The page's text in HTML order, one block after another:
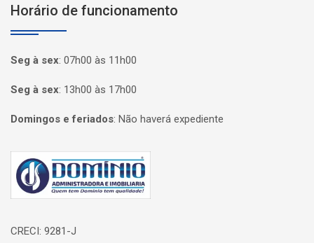
Horário de funcionamento
Seg à sex: 07h00 às 11h00
Seg à sex: 13h00 às 17h00
Domingos e feriados: Não haverá expediente
Página inicial
CRECI: 9281-J